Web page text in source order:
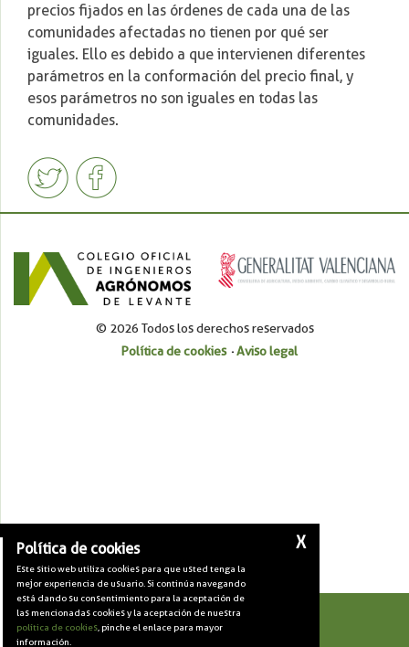
Política de cookies
Este sitio web utiliza cookies para que usted tenga la
mejor experiencia de usuario. Si continúa navegando
está dando su consentimiento para la aceptación de
las mencionadas cookies y la aceptación de nuestra
política de cookies , pinche el enlace para mayor
información.
X
precios fijados en las órdenes de cada una de las
comunidades afectadas no tienen por qué ser
iguales. Ello es debido a que intervienen diferentes
parámetros en la conformación del precio final, y
esos parámetros no son iguales en todas las
comunidades.
© 2026 Todos los derechos reservados
Política de cookies
Aviso legal
Contacta